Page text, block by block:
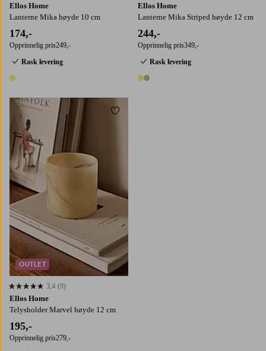
Ellos Home
Lanterne Mika høyde 10 cm
174,-
Opprinnelig pris249,-
Rask levering
1 farge
Ellos Home
Lanterne Mika Striped høyde 12 cm
244,-
Opprinnelig pris349,-
Rask levering
2 farger
Ellos Home
Telysholder Marvel høyde 12 cm
195,-
Opprinnelig pris279,-
3,4 basert på 9 karaktergivninger
3,4 (9)
OUTLET
Legg til favoritter